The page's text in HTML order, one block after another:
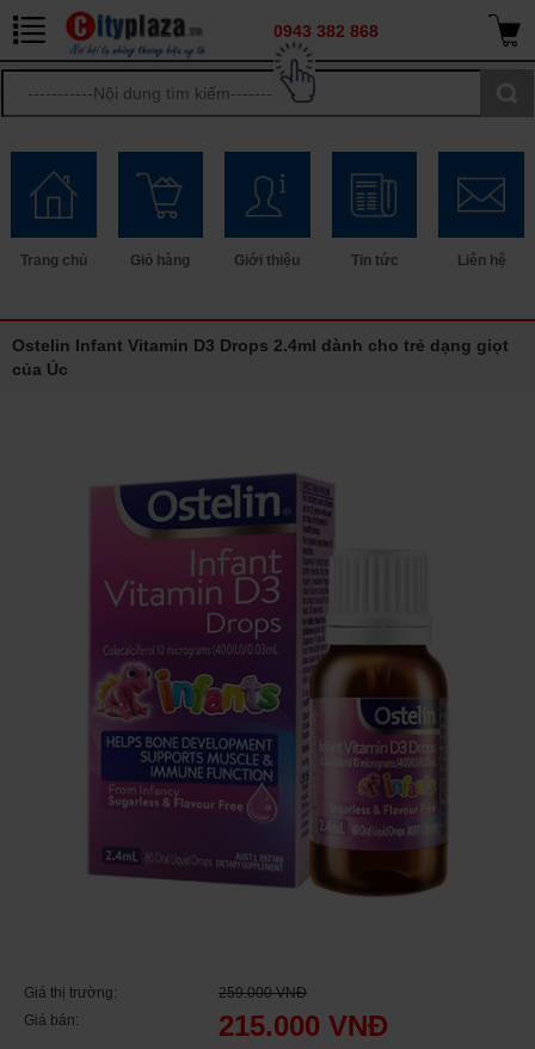
0943 382 868
Trang chủ Giỏ hàng Giới thiệu Tin tức Liên hệ
Ostelin Infant Vitamin D3 Drops 2.4ml dành cho trẻ dạng giọt
của Úc
Giá thị trường:
259.000 VNĐ
Giá bán:
215.000 VNĐ